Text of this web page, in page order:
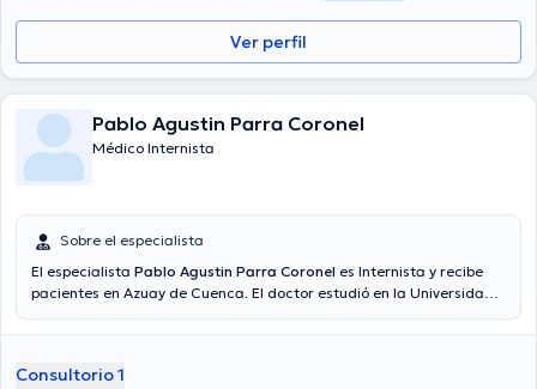
Ver perfil
Pablo Agustin Parra Coronel
Médico Internista
Sobre el especialista
El especialista Pablo Agustin Parra Coronel es Internista y recibe
pacientes en Azuay de Cuenca. El doctor estudió en la Universidad
especialidad. El profesional de la salud tiene varios años de
desempeñado como miembro de diversas asociaciones médicas.
Consultorio 1